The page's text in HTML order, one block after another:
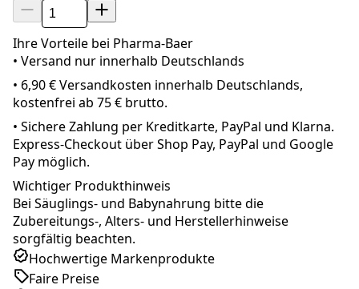
Ihre Vorteile bei Pharma-Baer
• Versand nur innerhalb Deutschlands
• 6,90 € Versandkosten innerhalb Deutschlands,
kostenfrei ab 75 € brutto.
• Sichere Zahlung per Kreditkarte, PayPal und Klarna.
Express-Checkout über Shop Pay, PayPal und Google
Pay möglich.
Wichtiger Produkthinweis
Bei Säuglings- und Babynahrung bitte die
Zubereitungs-, Alters- und Herstellerhinweise
sorgfältig beachten.
Hochwertige Markenprodukte
Faire Preise